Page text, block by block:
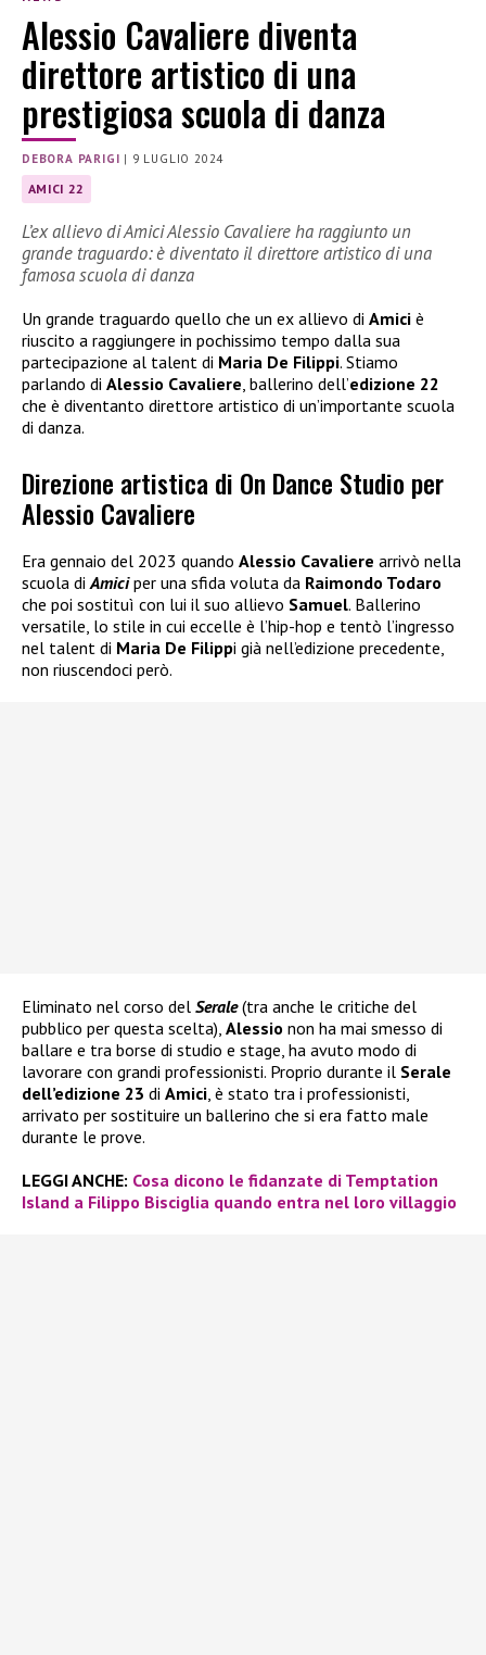
Alessio Cavaliere diventa
direttore artistico di una
prestigiosa scuola di danza
DEBORA PARIGI | 9 LUGLIO 2024
AMICI 22
L’ex allievo di Amici Alessio Cavaliere ha raggiunto un
grande traguardo: è diventato il direttore artistico di una
famosa scuola di danza
Un grande traguardo quello che un ex allievo di Amici è
riuscito a raggiungere in pochissimo tempo dalla sua
partecipazione al talent di Maria De Filippi. Stiamo
parlando di Alessio Cavaliere, ballerino dell’edizione 22
che è diventanto direttore artistico di un’importante scuola
di danza.
Direzione artistica di On Dance Studio per
Alessio Cavaliere
Era gennaio del 2023 quando Alessio Cavaliere arrivò nella
scuola di Amiciper una sfida voluta da Raimondo Todaro
che poi sostituì con lui il suo allievo Samuel. Ballerino
versatile, lo stile in cui eccelle è l’hip-hop e tentò l’ingresso
nel talent di Maria De Filippi già nell’edizione precedente,
non riuscendoci però.
Eliminato nel corso del Serale(tra anche le critiche del
pubblico per questa scelta), Alessio non ha mai smesso di
ballare e tra borse di studio e stage, ha avuto modo di
lavorare con grandi professionisti. Proprio durante il Serale
dell’edizione 23 di Amici , è stato tra i professionisti,
arrivato per sostituire un ballerino che si era fatto male
durante le prove.
LEGGI ANCHE: Cosa dicono le fidanzate di Temptation
Island a Filippo Bisciglia quando entra nel loro villaggio